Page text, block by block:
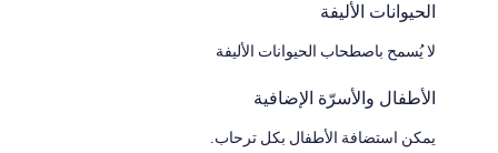
الحيوانات الأليفة
لا يُسمح باصطحاب الحيوانات الأليفة
الأطفال والأسرّة الإضافية
يمكن استضافة الأطفال بكل ترحاب.